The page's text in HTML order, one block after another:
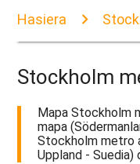
Hasiera
Stockholm
Mapa Stockholm
mapa
Stockholm metro
Uppland - Suedia)